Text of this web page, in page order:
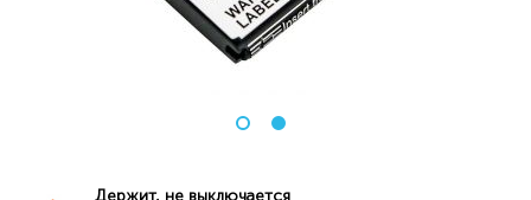
Держит, не выключается